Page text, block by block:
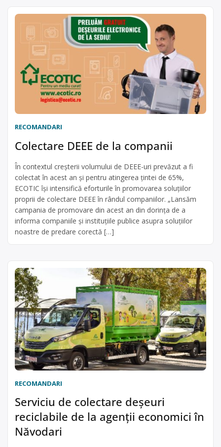
RECOMANDARI
Colectare DEEE de la companii
În contextul creșterii volumului de DEEE-uri prevăzut a fi
colectat în acest an și pentru atingerea țintei de 65%,
ECOTIC își intensifică eforturile în promovarea soluțiilor
proprii de colectare DEEE în rândul companiilor. „Lansăm
campania de promovare din acest an din dorința de a
informa companiile și instituțiile publice asupra soluțiilor
noastre de predare corectă […]
RECOMANDARI
Serviciu de colectare deșeuri
reciclabile de la agenții economici în
Năvodari